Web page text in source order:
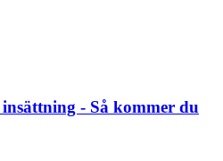
- Så kommer du